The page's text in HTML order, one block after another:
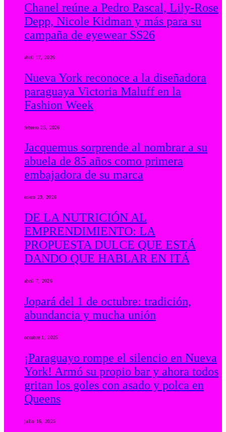
Chanel reúne a Pedro Pascal, Lily-Rose
Depp, Nicole Kidman y más para su
campaña de eyewear SS26
abril 17, 2026
Nueva York reconoce a la diseñadora
paraguaya Victoria Maluff en la
Fashion Week
febrero 25, 2026
Jacquemus sorprende al nombrar a su
abuela de 85 años como primera
embajadora de su marca
enero 29, 2026
DE LA NUTRICIÓN AL
EMPRENDIMIENTO: LA
PROPUESTA DULCE QUE ESTÁ
DANDO QUE HABLAR EN ITÁ
abril 7, 2026
Jopará del 1 de octubre: tradición,
abundancia y mucha unión
octubre 1, 2025
¡Paraguayo rompe el silencio en Nueva
York! Armó su propio bar y ahora todos
gritan los goles con asado y polca en
Queens
julio 16, 2025